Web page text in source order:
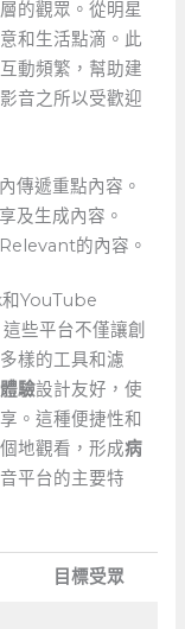
的觀眾。從明星
和生活點滴。此
動頻繁，幫助建
音之所以受歡迎
傳遞重點內容。
及生成內容。
的內容。
YouTube
些平台不僅讓創
樣的工具和濾
驗設計友好，使
。這種便捷性和
地觀看，形成病
平台的主要特
目標受眾